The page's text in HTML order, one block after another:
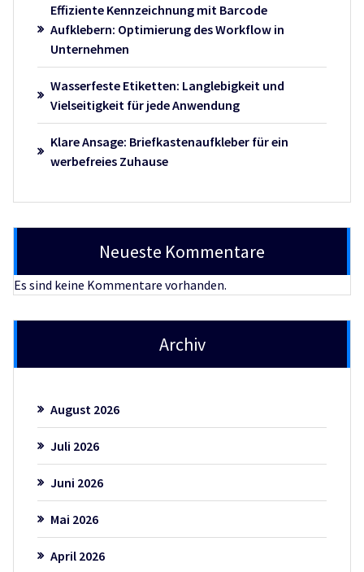
Effiziente Kennzeichnung mit Barcode
Aufklebern: Optimierung des Workflow in
Unternehmen
Wasserfeste Etiketten: Langlebigkeit und
Vielseitigkeit für jede Anwendung
Klare Ansage: Briefkastenaufkleber für ein
werbefreies Zuhause
Neueste Kommentare
Es sind keine Kommentare vorhanden.
Archiv
August 2026
Juli 2026
Juni 2026
Mai 2026
April 2026